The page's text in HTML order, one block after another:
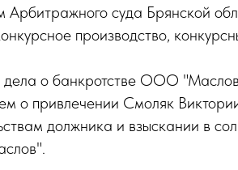
Арбитражного суда Брянской
производство,
дела о банкротстве ООО
о привлечении Смоляк
должника и взыскании в